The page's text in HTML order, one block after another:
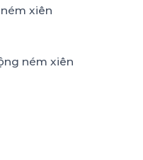
xiên
ném xiên